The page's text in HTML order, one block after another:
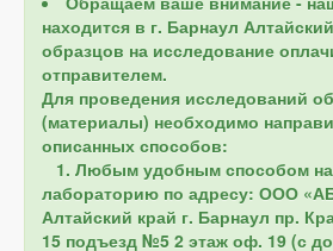
находится в г. Барнаул
образцов на исследование
отправителем.
Для проведения исследований
(материалы) необходимо
описанных способов:
1. Любым удобным способом
лабораторию по адресу: ООО
Алтайский край г. Барнаул пр.
15 подъезд №5 2 этаж оф. 19 (с